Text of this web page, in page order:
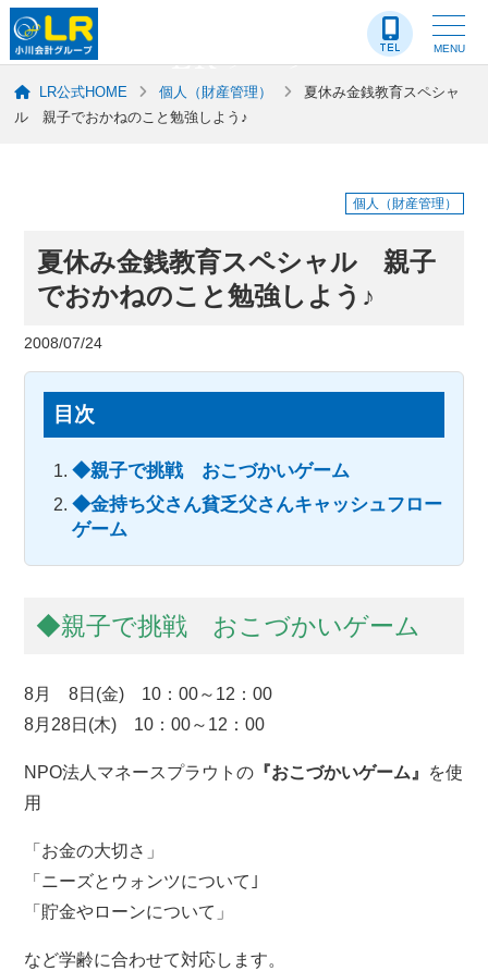
MENU
LR-ブログ
LR公式HOME 個人（財産管理）
夏休み金銭教育スペシャ
ル 親子でおかねのこと勉強しよう♪
個人（財産管理）
夏休み金銭教育スペシャル 親子
でおかねのこと勉強しよう♪
2008/07/24
目次
◆親子で挑戦 おこづかいゲーム
◆金持ち父さん貧乏父さんキャッシュフロー
ゲーム
◆親子で挑戦 おこづかいゲーム
8月 8日(金) 10：00～12：00
8月28日(木) 10：00～12：00
NPO法人マネースプラウトの『おこづかいゲーム』
を使
用
「お金の大切さ」
「ニーズとウォンツについて｣
「貯金やローンについて」
など学齢に合わせて対応します。